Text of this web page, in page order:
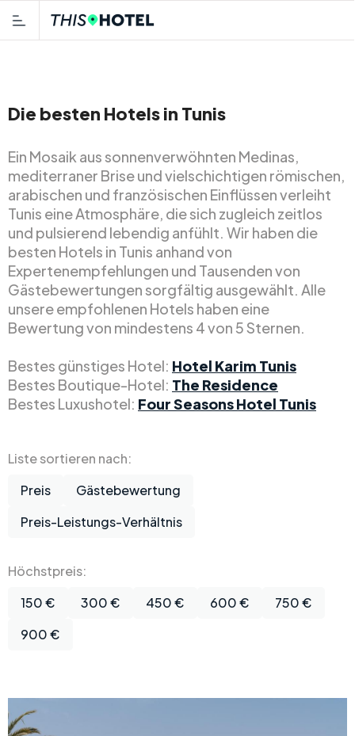
Die besten Hotels in Tunis
Ein Mosaik aus sonnenverwöhnten Medinas,
mediterraner Brise und vielschichtigen römischen,
arabischen und französischen Einflüssen verleiht
Tunis eine Atmosphäre, die sich zugleich zeitlos
und pulsierend lebendig anfühlt. Wir haben die
besten Hotels in Tunis anhand von
Expertenempfehlungen und Tausenden von
Gästebewertungen sorgfältig ausgewählt. Alle
unsere empfohlenen Hotels haben eine
Bewertung von mindestens 4 von 5 Sternen.
Bestes günstiges Hotel: Hotel Karim Tunis
Bestes Boutique-Hotel: The Residence
Bestes Luxushotel: Four Seasons Hotel Tunis
Liste sortieren nach:
Preis
Gästebewertung
Preis-Leistungs-Verhältnis
Höchstpreis:
150 €
300 € 450 € 600 €
750 €
900 €